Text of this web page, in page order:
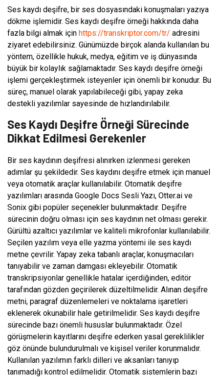
Ses kaydı deşifre, bir ses dosyasındaki konuşmaları yazıya
dökme işlemidir. Ses kaydı deşifre örneği hakkında daha
fazla bilgi almak için https://transkriptor.com/tr/ adresini
ziyaret edebilirsiniz. Günümüzde birçok alanda kullanılan bu
yöntem, özellikle hukuk, medya, eğitim ve iş dünyasında
büyük bir kolaylık sağlamaktadır. Ses kaydı deşifre örneği
işlemi gerçekleştirmek isteyenler için önemli bir konudur. Bu
süreç, manuel olarak yapılabileceği gibi, yapay zeka
destekli yazılımlar sayesinde de hızlandırılabilir.
Ses Kaydı Deşifre Örneği Sürecinde
Dikkat Edilmesi Gerekenler
Bir ses kaydının deşifresi alınırken izlenmesi gereken
adımlar şu şekildedir. Ses kaydını deşifre etmek için manuel
veya otomatik araçlar kullanılabilir. Otomatik deşifre
yazılımları arasında Google Docs Sesli Yazı, Otter.ai ve
Sonix gibi popüler seçenekler bulunmaktadır. Deşifre
sürecinin doğru olması için ses kaydının net olması gerekir.
Gürültü azaltıcı yazılımlar ve kaliteli mikrofonlar kullanılabilir.
Seçilen yazılım veya elle yazma yöntemi ile ses kaydı
metne çevrilir. Yapay zeka tabanlı araçlar, konuşmacıları
tanıyabilir ve zaman damgası ekleyebilir. Otomatik
transkripsiyonlar genellikle hatalar içerdiğinden, editör
tarafından gözden geçirilerek düzeltilmelidir. Alınan deşifre
metni, paragraf düzenlemeleri ve noktalama işaretleri
eklenerek okunabilir hale getirilmelidir. Ses kaydı deşifre
sürecinde bazı önemli hususlar bulunmaktadır. Özel
görüşmelerin kayıtlarını deşifre ederken yasal gereklilikler
göz önünde bulundurulmalı ve kişisel veriler korunmalıdır.
Kullanılan yazılımın farklı dilleri ve aksanları tanıyıp
tanımadığı kontrol edilmelidir. Otomatik sistemlerin bazı